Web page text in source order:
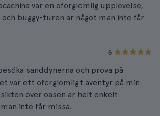
var en oförglömlig upplevelse,
och buggy-turen är något man inte får
5
sanddynerna och prova på
var ett oförglömligt äventyr på min
över oasen är helt enkelt
inte får missa.